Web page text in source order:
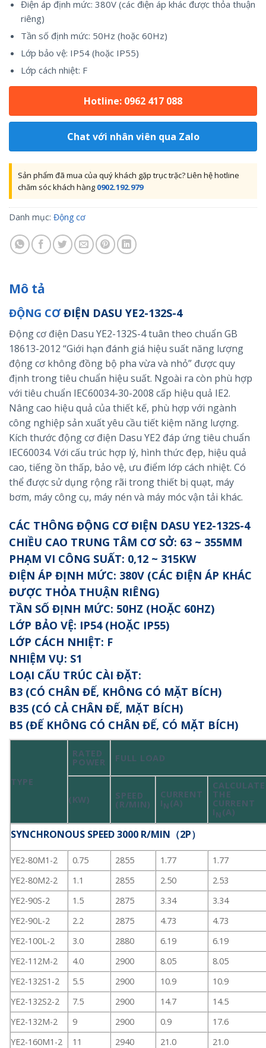
Điện áp định mức: 380V (các điện áp khác được thỏa thuận
riêng)
Tần số định mức: 50Hz (hoặc 60Hz)
Lớp bảo vệ: IP54 (hoặc IP55)
Lớp cách nhiệt: F
Hotline: 0962 417 088
Chat với nhân viên qua Zalo
Sản phẩm đã mua của quý khách gặp trục trặc? Liên hệ hotline
chăm sóc khách hàng 0902.192.979
Danh mục: Động cơ
Mô tả
ĐỘNG CƠĐIỆN DASU YE2-132S-4
Động cơ điện Dasu YE2-132S-4 tuân theo chuẩn GB
18613-2012 “Giới hạn đánh giá hiệu suất năng lượng
động cơ không đồng bộ pha vừa và nhỏ” được quy
định trong tiêu chuẩn hiệu suất. Ngoài ra còn phù hợp
với tiêu chuẩn IEC60034-30-2008 cấp hiệu quả IE2.
Nâng cao hiệu quả của thiết kế, phù hợp với ngành
công nghiệp sản xuất yêu cầu tiết kiệm năng lượng.
Kích thước động cơ điện Dasu YE2 đáp ứng tiêu chuẩn
IEC60034. Với cấu trúc hợp lý, hình thức đẹp, hiệu quả
cao, tiếng ồn thấp, bảo vệ, ưu điểm lớp cách nhiệt. Có
thể được sử dụng rộng rãi trong thiết bị quạt, máy
bơm, máy công cụ, máy nén và máy móc vận tải khác.
CÁC THÔNG ĐỘNG CƠ ĐIỆN DASU YE2-132S-4
CHIỀU CAO TRUNG TÂM CƠ SỞ: 63 ~ 355MM
PHẠM VI CÔNG SUẤT: 0,12 ~ 315KW
ĐIỆN ÁP ĐỊNH MỨC: 380V (CÁC ĐIỆN ÁP KHÁC
ĐƯỢC THỎA THUẬN RIÊNG)
TẦN SỐ ĐỊNH MỨC: 50HZ (HOẶC 60HZ)
LỚP BẢO VỆ: IP54 (HOẶC IP55)
LỚP CÁCH NHIỆT: F
NHIỆM VỤ: S1
LOẠI CẤU TRÚC CÀI ĐẶT:
B3 (CÓ CHÂN ĐẾ, KHÔNG CÓ MẶT BÍCH)
B35 (CÓ CẢ CHÂN ĐẾ, MẶT BÍCH)
B5 (ĐẾ KHÔNG CÓ CHÂN ĐẾ, CÓ MẶT BÍCH)
TYPE
RATED
POWER FULL LOAD
(KW) SPEED
(R/MIN)
CURRENT
IN(A)
CALCULATE
THE
CURRENT
IN(A)
SYNCHRONOUS SPEED 3000 R/MIN（2P）
YE2-80M1-2 0.75 2855 1.77
1.77
YE2-80M2-2
1.1 2855 2.50
2.53
YE2-90S-2
1.5 2875 3.34
3.34
YE2-90L-2
2.2 2875 4.73
4.73
YE2-100L-2
3.0 2880 6.19
6.19
YE2-112M-2
4.0 2900 8.05
8.05
YE2-132S1-2
5.5 2900 10.9
10.9
YE2-132S2-2
7.5 2900 14.7
14.5
YE2-132M-2
9 2900 0.9
17.6
YE2-160M1-2
11 2940 21.0 21.0